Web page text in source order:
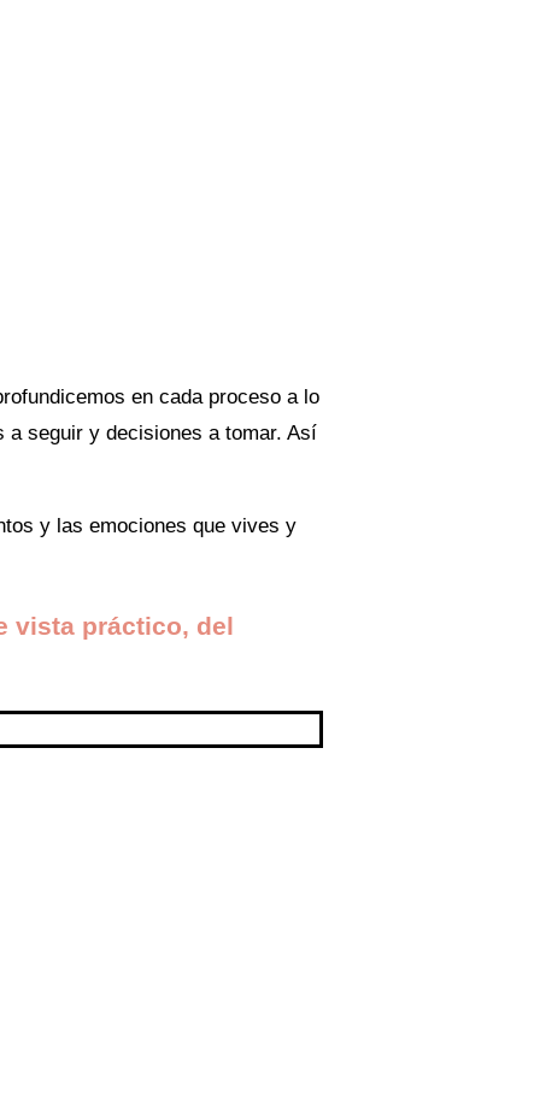
en cada proceso a lo
a seguir y decisiones a tomar. Así
y las emociones que vives y
vista práctico, del